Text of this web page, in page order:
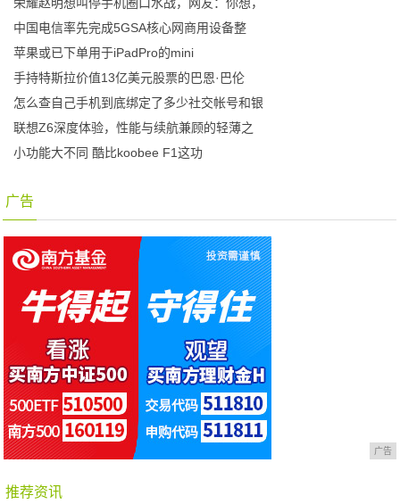
中国电信率先完成5GSA核心网商用设备整
苹果或已下单用于iPadPro的mini
手持特斯拉价值13亿美元股票的巴恩·巴伦
怎么查自己手机到底绑定了多少社交帐号和银
联想Z6深度体验，性能与续航兼顾的轻薄之
小功能大不同 酷比koobee F1这功
广告
广告
推荐资讯